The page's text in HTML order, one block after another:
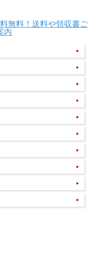
無料！送料や領収書ご
内